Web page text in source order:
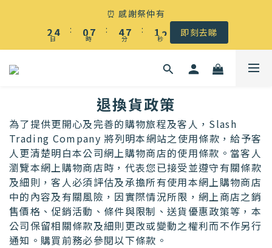
☀️ 盛夏感謝祭低至5折｜滿$500 全港免運
⏰ 感謝祭仲有
2
1
4
3
日
:
07
6
1
0
時
:
5
4
3
0
8
7
6
3
2
1
0
分
:
2
1
0
3
2
1
0
秒 即刻去睇
☀️ 盛夏感謝祭低至5折｜滿$500 全港免運
退換貨政策
為了提供更開心及完善的購物旅程及客人，Slash
Trading Company 將列明本網站之使用條款，給予客
人更清楚明白本公司網上購物商店的使用條款。當客人
瀏覽本網上購物商店時，代表您已接受並遵守有關條款
及細則，客人必須評估及承擔所有使用本網上購物商店
中的內容及有關風險，因實際情況所限，網上商店之銷
售價格、促銷活動、條件與限制、送貨優惠政策等，本
公司保留相關條款及細則更改或變動之權利而不作另行
通知。購買前務必參閱以下條款。